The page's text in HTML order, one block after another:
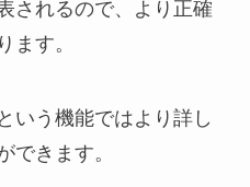
されるので、より正確
ます。
いう機能ではより詳し
できます。